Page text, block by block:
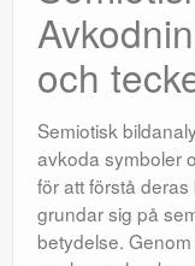
och
Semiotisk
avkoda symboler
för att förstå
grundar sig på
betydelse.